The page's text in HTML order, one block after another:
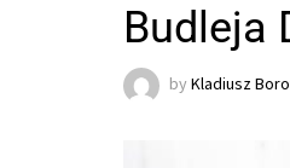
Budleja
by Kladiusz